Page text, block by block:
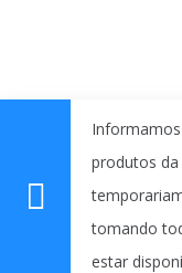
produtos
tomando
estar